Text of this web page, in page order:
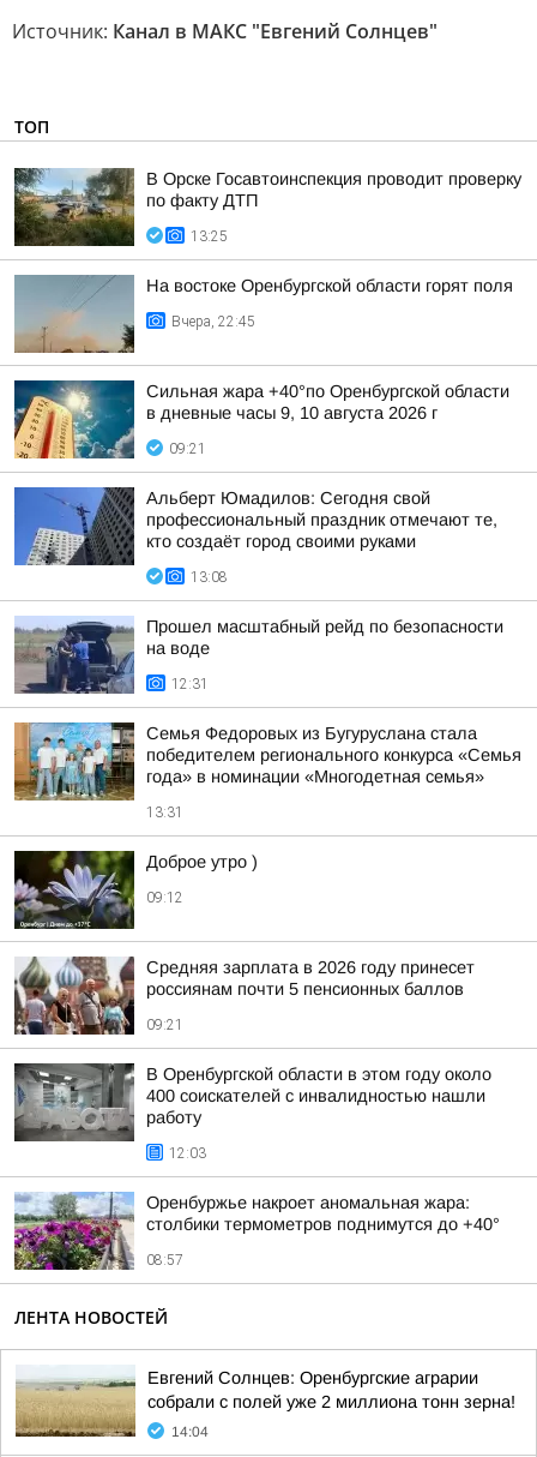
Источник: Канал в МАКС "Евгений Солнцев"
ТОП
В Орске Госавтоинспекция проводит проверку
по факту ДТП
13:25
На востоке Оренбургской области горят поля
Вчера, 22:45
Сильная жара +40°по Оренбургской области
в дневные часы 9, 10 августа 2026 г
09:21
Альберт Юмадилов: Сегодня свой
профессиональный праздник отмечают те,
кто создаёт город своими руками
13:08
Прошел масштабный рейд по безопасности
на воде
12:31
Семья Федоровых из Бугуруслана стала
победителем регионального конкурса «Семья
года» в номинации «Многодетная семья»
13:31
Доброе утро )
09:12
Средняя зарплата в 2026 году принесет
россиянам почти 5 пенсионных баллов
09:21
В Оренбургской области в этом году около
400 соискателей с инвалидностью нашли
работу
12:03
Оренбуржье накроет аномальная жара:
столбики термометров поднимутся до +40°
08:57
ЛЕНТА НОВОСТЕЙ
Евгений Солнцев: Оренбургские аграрии
собрали с полей уже 2 миллиона тонн зерна!
14:04